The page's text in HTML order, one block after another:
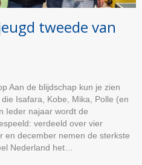
tweede van
Aan de blijdschap kun je zien
Isafara, Kobe, Mika, Polle (en
Ieder najaar wordt de
verdeeld over vier
en december nemen de sterkste
Nederland het…